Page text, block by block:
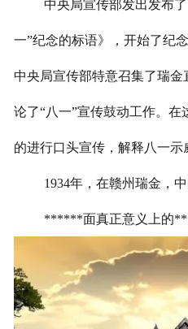
中央局宣传部发出发布
一”纪念的标语》，开始了纪
中央局宣传部特意召集了瑞
论了“八一”宣传鼓动工作。
的进行口头宣传，解释八一示
1934年，在赣州瑞金，
******面真正意义上的